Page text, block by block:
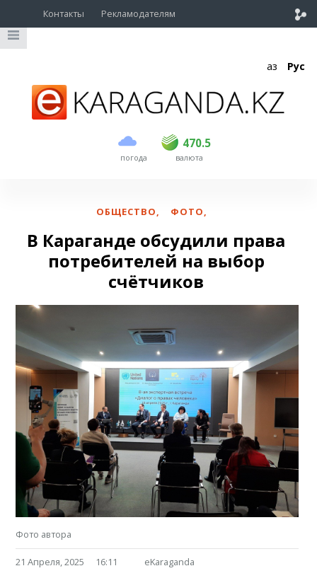
Контакты Рекламодателям
Қаз Рус
погода
470.5
USD 469 470.5
EUR валюта
ОБЩЕСТВО, ФОТО,
В Караганде обсудили права
потребителей на выбор
счётчиков
Фото автора
21 Апреля, 2025 16:11 eKaraganda